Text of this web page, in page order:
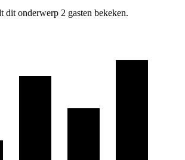
dit onderwerp 2 gasten bekeken.